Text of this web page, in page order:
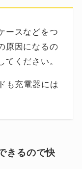
ースなどをつ
原因になるの
ください。
も充電器には
きるので快